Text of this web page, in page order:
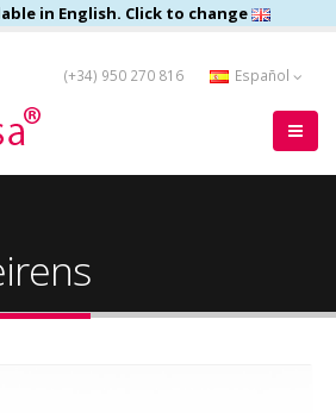
in English. Click to change
(+34) 950 270 816 Español